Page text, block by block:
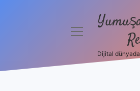
menüyü
Dijital